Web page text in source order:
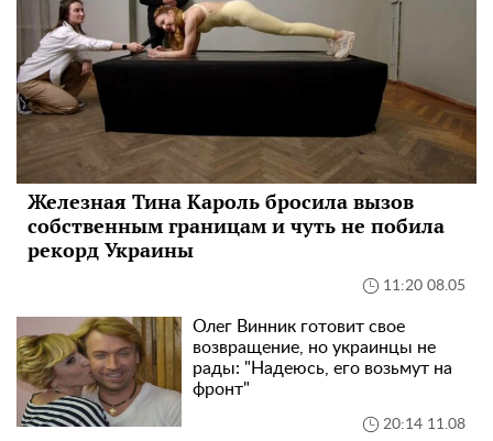
Железная Тина Кароль бросила вызов
собственным границам и чуть не побила
рекорд Украины
11:20 08.05
Олег Винник готовит свое
возвращение, но украинцы не
рады: "Надеюсь, его возьмут на
фронт"
20:14 11.08